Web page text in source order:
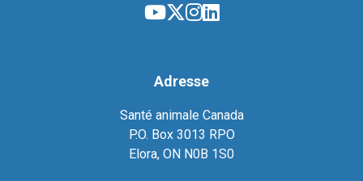
Adresse
Santé animale Canada
P.O. Box 3013 RPO
Elora, ON N0B 1S0